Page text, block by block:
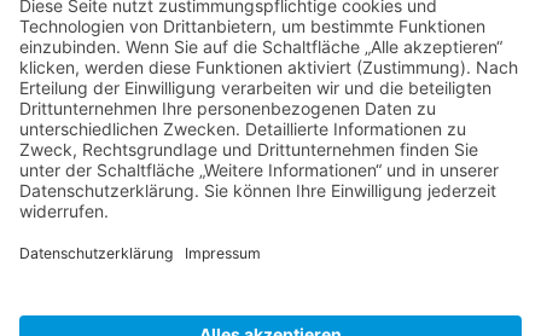
Manuellsen 28. Mai 2026 um 10:31
Künstliche Intelligenz in der
Plattformentwicklung
MasonOgden 24. August 2025 um 10:58
Was habt ihr euch zuletzt gekauft?
LarsKlars 3. März 2025 um 10:08